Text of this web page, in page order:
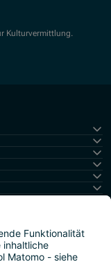
Kulturvermittlung.